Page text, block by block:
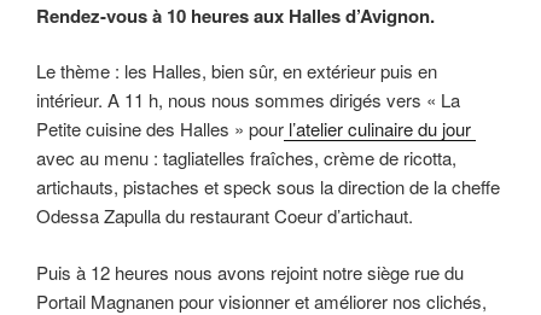
Rendez-vous à 10 heures aux Halles d’Avignon.
Le thème : les Halles, bien sûr, en extérieur puis en
intérieur. A 11 h, nous nous sommes dirigés vers « La
Petite cuisine des Halles » pour l’atelier culinaire du jour
avec au menu : tagliatelles fraîches, crème de ricotta,
artichauts, pistaches et speck sous la direction de la cheffe
Odessa Zapulla du restaurant Coeur d’artichaut.
Puis à 12 heures nous avons rejoint notre siège rue du
Portail Magnanen pour visionner et améliorer nos clichés,